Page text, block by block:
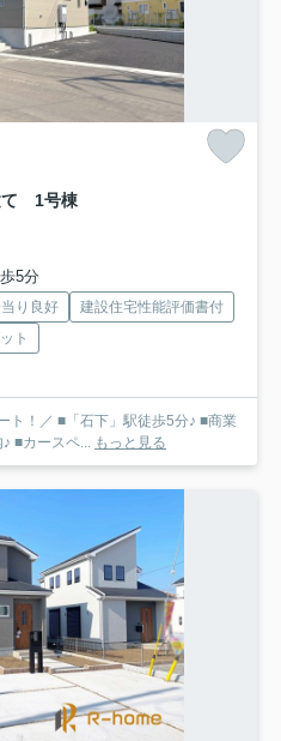
て 1号棟
5分
り良好
建設住宅性能評価書付
ト
ト！／ ■「石下」駅徒歩5分♪ ■商業
■カースペ... もっと見る